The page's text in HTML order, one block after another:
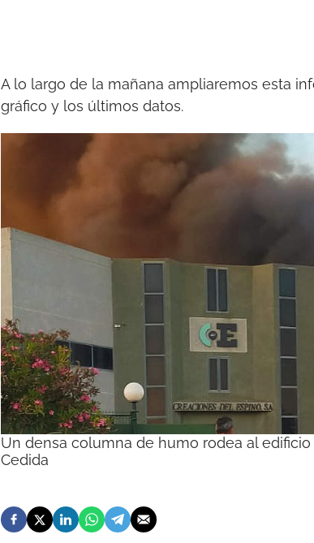
A lo largo de la mañana ampliaremos esta
gráfico y los últimos datos.
Un densa columna de humo rodea al
Cedida